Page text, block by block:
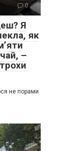
0
Я
як
–
не порами